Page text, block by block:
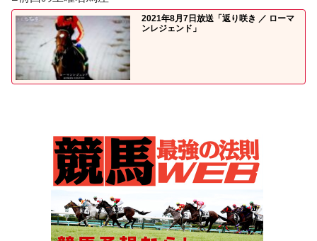
2021年8月7日放送「返り咲き ／ ローマ
ンレジェンド」